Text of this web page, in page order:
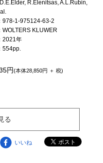
D.E.Elder, R.Elenitsas, A.L.Rubin,
978-1-975124-63-2
WOLTERS KLUWER
2021年
554pp.
円(本体28,850円 ＋ 税)
る
いいね